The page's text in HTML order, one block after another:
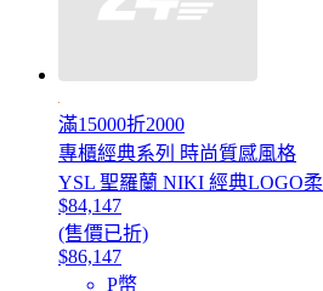
滿15000折2000
專櫃經典系列 時尚質感風格
YSL 聖羅蘭 NIKI 經典LOGO
$84,147
(售價已折)
$86,147
P幣